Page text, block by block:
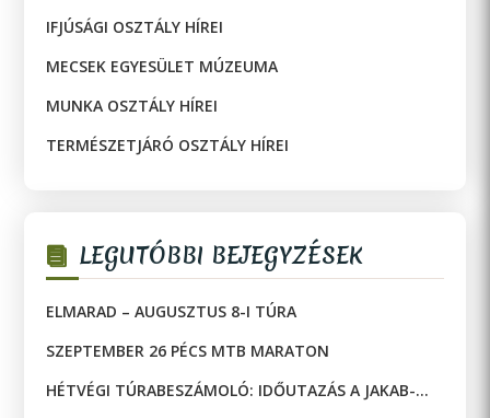
IFJÚSÁGI OSZTÁLY HÍREI
MECSEK EGYESÜLET MÚZEUMA
MUNKA OSZTÁLY HÍREI
TERMÉSZETJÁRÓ OSZTÁLY HÍREI
LEGUTÓBBI BEJEGYZÉSEK
ELMARAD – AUGUSZTUS 8-I TÚRA
SZEPTEMBER 26 PÉCS MTB MARATON
HÉTVÉGI TÚRABESZÁMOLÓ: IDŐUTAZÁS A JAKAB-